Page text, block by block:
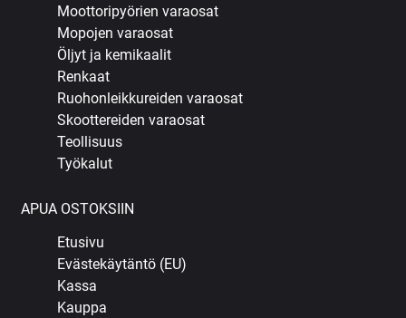
Moottoripyörien varaosat
Mopojen varaosat
Öljyt ja kemikaalit
Renkaat
Ruohonleikkureiden varaosat
Skoottereiden varaosat
Teollisuus
Työkalut
APUA OSTOKSIIN
Etusivu
Evästekäytäntö (EU)
Kassa
Kauppa